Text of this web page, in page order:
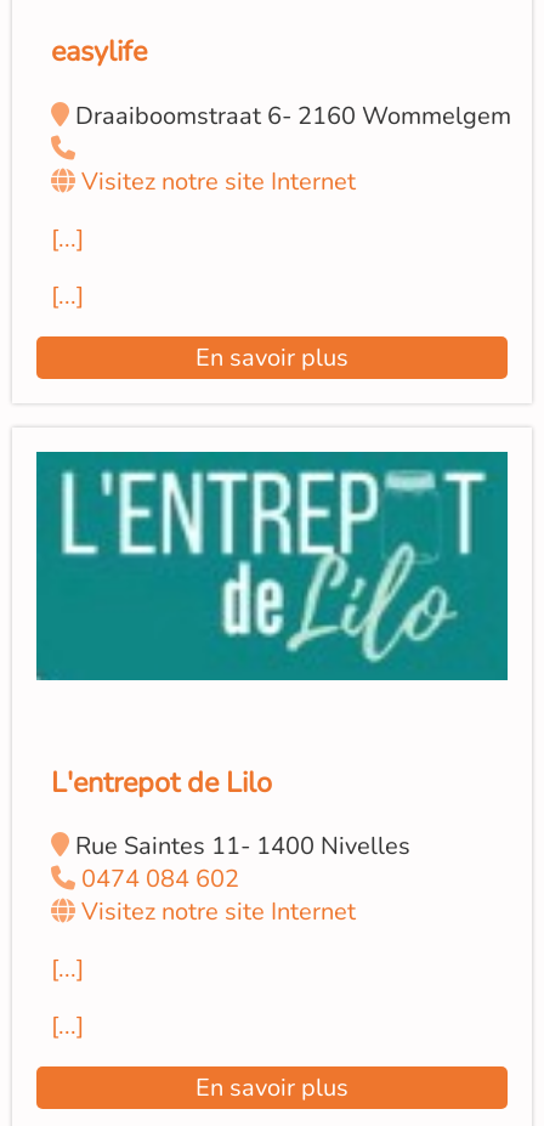
easylife
Draaiboomstraat 6- 2160 Wommelgem
Visitez notre site Internet
[...]
[...]
En savoir plus
L'entrepot de Lilo
Rue Saintes 11- 1400 Nivelles
0474 084 602
Visitez notre site Internet
[...]
[...]
En savoir plus